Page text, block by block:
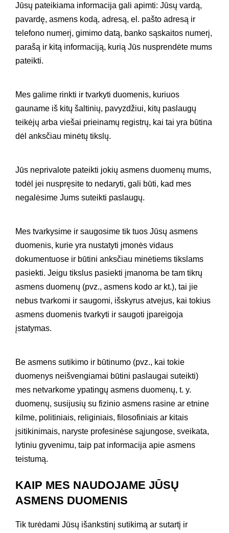
Jūsų pateikiama informacija gali apimti: Jūsų vardą,
pavardę, asmens kodą, adresą, el. pašto adresą ir
telefono numerį, gimimo datą, banko sąskaitos numerį,
parašą ir kitą informaciją, kurią Jūs nusprendėte mums
pateikti.
Mes galime rinkti ir tvarkyti duomenis, kuriuos
gauname iš kitų šaltinių, pavyzdžiui, kitų paslaugų
teikėjų arba viešai prieinamų registrų, kai tai yra būtina
dėl anksčiau minėtų tikslų.
Jūs neprivalote pateikti jokių asmens duomenų mums,
todėl jei nuspręsite to nedaryti, gali būti, kad mes
negalėsime Jums suteikti paslaugų.
Mes tvarkysime ir saugosime tik tuos Jūsų asmens
duomenis, kurie yra nustatyti įmonės vidaus
dokumentuose ir būtini anksčiau minėtiems tikslams
pasiekti. Jeigu tikslus pasiekti įmanoma be tam tikrų
asmens duomenų (pvz., asmens kodo ar kt.), tai jie
nebus tvarkomi ir saugomi, išskyrus atvejus, kai tokius
asmens duomenis tvarkyti ir saugoti įpareigoja
įstatymas.
Be asmens sutikimo ir būtinumo (pvz., kai tokie
duomenys neišvengiamai būtini paslaugai suteikti)
mes netvarkome ypatingų asmens duomenų, t. y.
duomenų, susijusių su fizinio asmens rasine ar etnine
kilme, politiniais, religiniais, filosofiniais ar kitais
įsitikinimais, naryste profesinėse sąjungose, sveikata,
lytiniu gyvenimu, taip pat informacija apie asmens
teistumą.
KAIP MES NAUDOJAME JŪSŲ
ASMENS DUOMENIS
Tik turėdami Jūsų išankstinį sutikimą ar sutartį ir